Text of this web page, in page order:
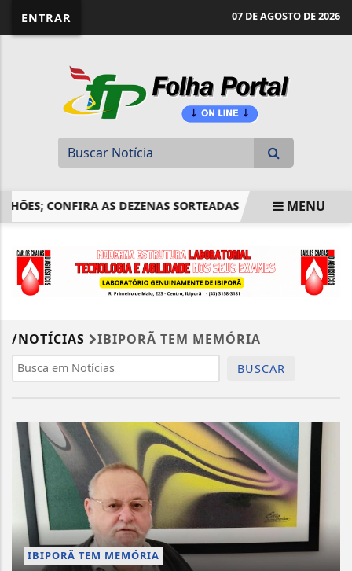
ENTRAR 07 DE AGOSTO DE 2026
CONFIRA AS DEZENAS SORTEADAS CÂMARA DE
MENU
/NOTÍCIAS IBIPORÃ TEM MEMÓRIA
BUSCAR
IBIPORÃ TEM MEMÓRIA